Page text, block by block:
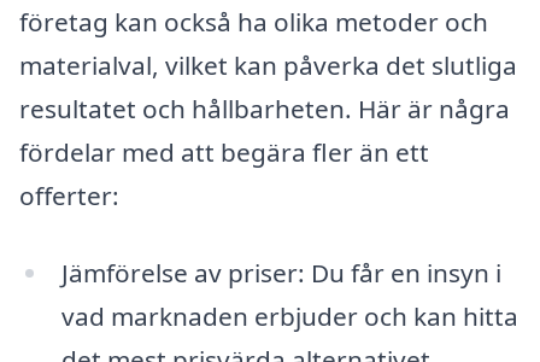
företag kan också ha olika metoder och
materialval, vilket kan påverka det slutliga
resultatet och hållbarheten. Här är några
fördelar med att begära fler än ett
offerter:
Jämförelse av priser: Du får en insyn i
vad marknaden erbjuder och kan hitta